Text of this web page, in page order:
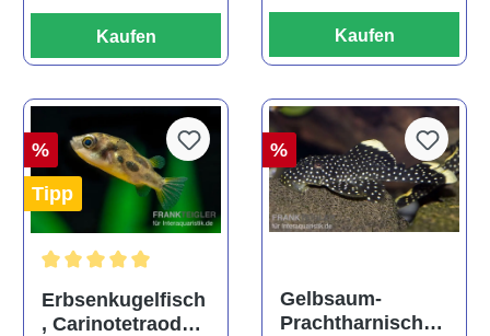
Kaufen Kaufen
%
Tipp
Durchschnittliche Bewertung von 5 von 5 Sternen
Erbsenkugelfisch
, Carinotetraodon
%
Gelbsaum-
Prachtharnischw